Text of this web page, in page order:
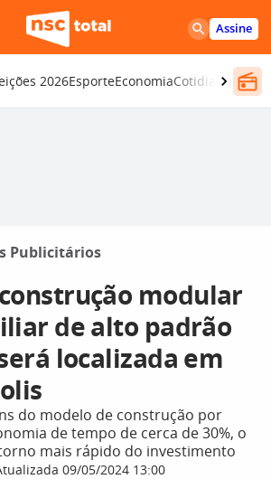
Assine
2026EsporteEconomiaCotidiano
Publicitários
modular
de alto padrão
localizada em
do modelo de construção por
de tempo de cerca de 30%, o
mais rápido do investimento
09/05/2024 13:00